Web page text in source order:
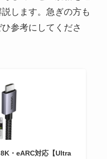
します。急ぎの方も
参考にしてくださ
・eARC対応【Ultra